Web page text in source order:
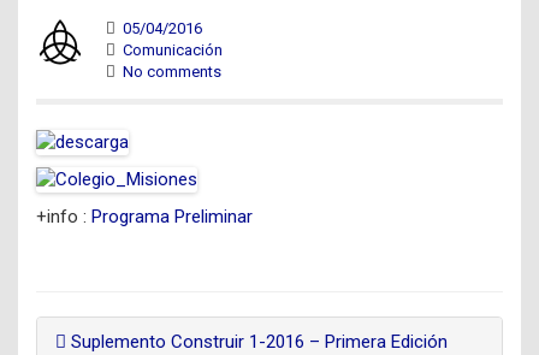
05/04/2016
Comunicación
No comments
+info : Programa Preliminar
Suplemento Construir 1-2016 – Primera Edición